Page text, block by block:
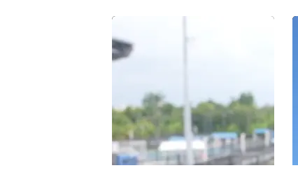
現役引退発表 錦織圭に WOWOW が
インタビュー!8/2（日）「錦織圭の
現在地~引退決断の裏側~」無料放
送・配信!